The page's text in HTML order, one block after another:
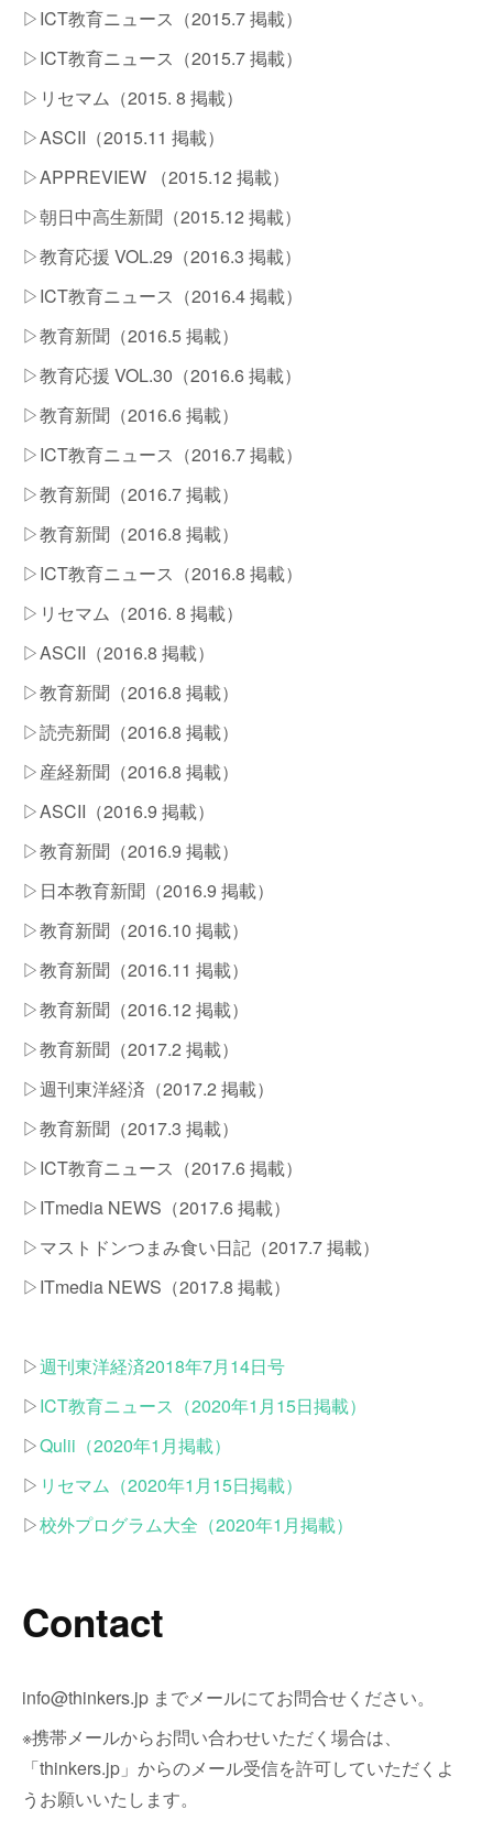
▷ICT教育ニュース（2015.7 掲載）
▷ICT教育ニュース（2015.7 掲載）
▷リセマム​（2015. 8 掲載）
▷ASCII​（2015.11 掲載）
▷APPREVIEW ​（2015.12 掲載）
▷朝日中高生新聞​（2015.12 掲載）
▷教育応援 VOL.29（2016.3 掲載）
▷ICT教育ニュース（2016.4 掲載）
▷教育新聞（2016.5 掲載）
▷教育応援 VOL.30（2016.6 掲載）
▷教育新聞（2016.6 掲載）
▷ICT教育ニュース（2016.7 掲載）
▷教育新聞（2016.7 掲載）
▷教育新聞（2016.8 掲載）
▷ICT教育ニュース（2016.8 掲載）
▷リセマム​（2016. 8 掲載）
▷ASCII​（2016.8 掲載）
▷教育新聞（2016.8 掲載）
▷読売新聞（2016.8 掲載）
▷産経新聞（2016.8 掲載）
▷ASCII​（2016.9 掲載）
▷教育新聞（2016.9 掲載）
▷日本教育新聞（2016.9 掲載）
▷教育新聞（2016.10 掲載）
▷教育新聞（2016.11 掲載）
▷教育新聞（2016.12 掲載）
▷教育新聞（2017.2 掲載）
▷週刊東洋経済（2017.2 掲載）
▷教育新聞（2017.3 掲載）
▷ICT教育ニュース（2017.6 掲載）
▷ITmedia NEWS（2017.6 掲載）
▷マストドンつまみ食い日記（2017.7 掲載）
▷ITmedia NEWS（2017.8 掲載）
▷週刊東洋経済2018年7月14日号
▷ICT教育ニュース（2020年1月15日掲載）
▷Qulii（2020年1月掲載）
▷ リセマム（2020年1月15日掲載）
▷校外プログラム大全（2020年1月掲載）
Contact
info@thinkers.jp までメールにてお問合せください。
※携帯メールからお問い合わせいただく場合は、
「thinkers.jp」からのメール受信を許可していただくよ
うお願いいたします。